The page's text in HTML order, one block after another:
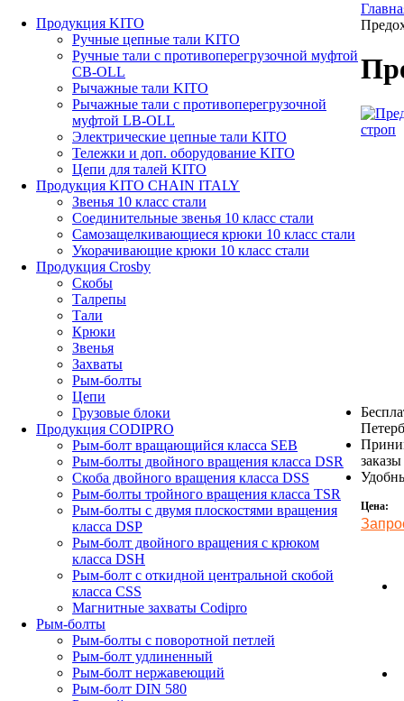
Продукция KITO
Ручные цепные тали KITO
Ручные тали с противоперегрузочной муфтой
СВ-OLL
Рычажные тали KITO
Рычажные тали с противоперегрузочной
муфтой LB-OLL
Электрические цепные тали KITO
Тележки и доп. оборудование KITO
Цепи для талей KITO
Продукция KITO CHAIN ITALY
Звенья 10 класс стали
Соединительные звенья 10 класс стали
Самозащелкивающиеся крюки 10 класс стали
Укорачивающие крюки 10 класс стали
Продукция Crosby
Скобы
Талрепы
Тали
Крюки
Звенья
Захваты
Рым-болты
Цепи
Грузовые блоки
Продукция CODIPRO
Рым-болт вращающийся класса SEB
Рым-болты двойного вращения класса DSR
Скоба двойного вращения класса DSS
Рым-болты тройного вращения класса TSR
Рым-болты с двумя плоскостями вращения
класса DSP
Рым-болт двойного вращения с крюком
класса DSH
Рым-болт с откидной центральной скобой
класса CSS
Магнитные захваты Codipro
Рым-болты
Рым-болты с поворотной петлей
Рым-болт удлиненный
Рым-болт нержавеющий
Рым-болт DIN 580
заказы
Цена: